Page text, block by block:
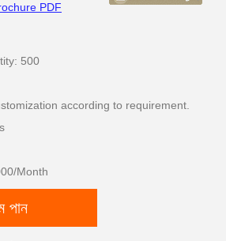
PDF
500
according to requirement.
Month
পান